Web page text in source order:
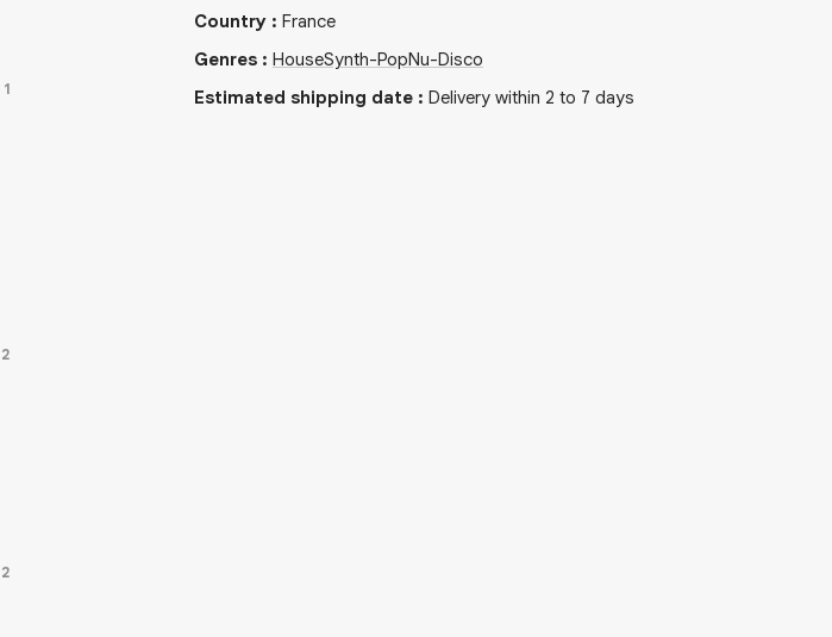
1
2
2
Country: France
Genres: HouseSynth-PopNu-Disco
Estimated shipping date: Delivery within 2 to 7 days